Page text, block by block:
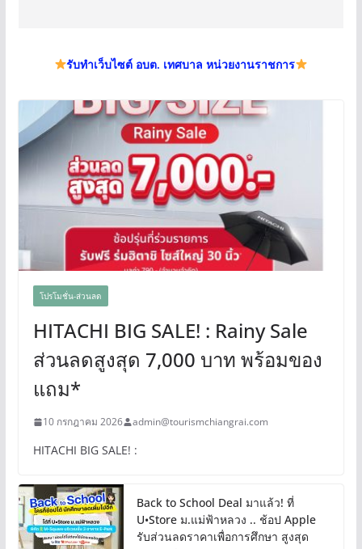
รับทำเว็บไซต์ อบต. เทศบาล หน่วยงานราชการ
โปรโมชั่น-ส่วนลด
HITACHI BIG SALE! : Rainy Sale
ส่วนลดสูงสุด 7,000 บาท พร้อมของ
แถม*
10 กรกฎาคม 2026 admin@tourismchiangrai.com
HITACHI BIG SALE! :
Back to School Deal มาแล้ว! ที่
U•Store ม.แม่ฟ้าหลวง .. ช้อป Apple
รับส่วนลดราคาเพื่อการศึกษา สูงสุด